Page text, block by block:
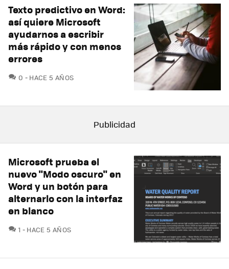
Texto predictivo en Word:
así quiere Microsoft
ayudarnos a escribir
más rápido y con menos
errores
0 COMENTARIOS
HACE 5 AÑOS
Microsoft prueba el
nuevo "Modo oscuro" en
Word y un botón para
alternarlo con la interfaz
en blanco
1 COMENTARIOS
HACE 5 AÑOS